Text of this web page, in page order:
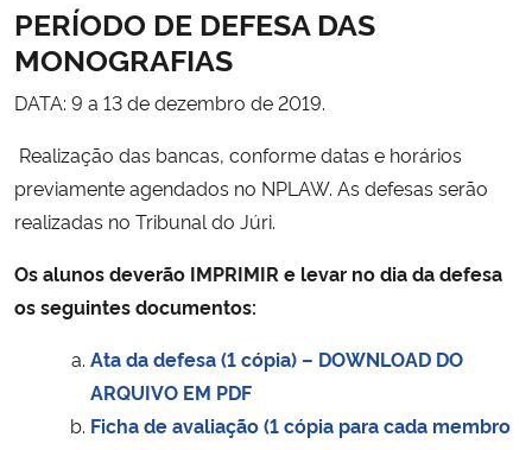
PERÍODO DE DEFESA DAS
MONOGRAFIAS
DATA: 9 a 13 de dezembro de 2019.
Realização das bancas, conforme datas e horários
previamente agendados no NPLAW. As defesas serão
realizadas no Tribunal do Júri.
Os alunos deverão IMPRIMIR e levar no dia da defesa
os seguintes documentos:
Ata da defesa (1 cópia) – DOWNLOAD DO
ARQUIVO EM PDF
Ficha de avaliação (1 cópia para cada membro